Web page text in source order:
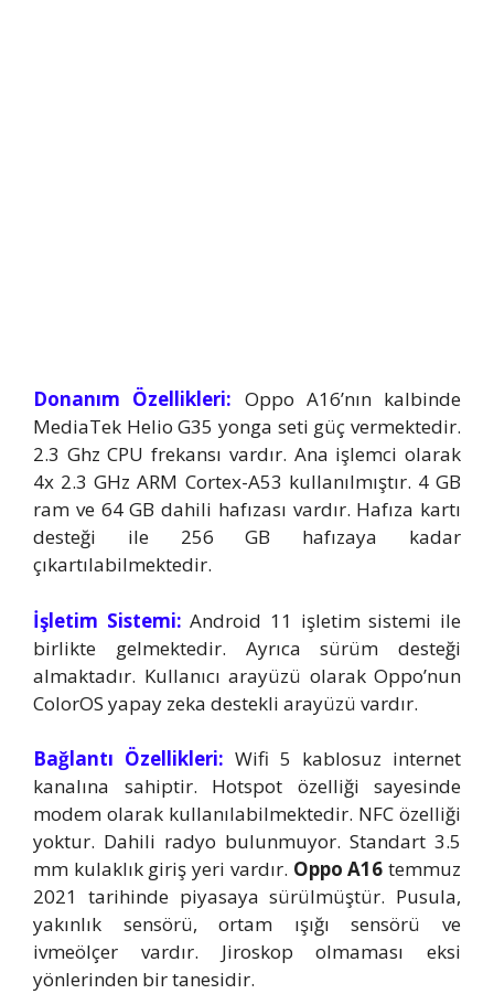
Donanım Özellikleri: Oppo A16’nın kalbinde
MediaTek Helio G35 yonga seti güç vermektedir.
2.3 Ghz CPU frekansı vardır. Ana işlemci olarak
4x 2.3 GHz ARM Cortex-A53 kullanılmıştır. 4 GB
ram ve 64 GB dahili hafızası vardır. Hafıza kartı
desteği ile 256 GB hafızaya kadar
çıkartılabilmektedir.
İşletim Sistemi: Android 11 işletim sistemi ile
birlikte gelmektedir. Ayrıca sürüm desteği
almaktadır. Kullanıcı arayüzü olarak Oppo’nun
ColorOS yapay zeka destekli arayüzü vardır.
Bağlantı Özellikleri: Wifi 5 kablosuz internet
kanalına sahiptir. Hotspot özelliği sayesinde
modem olarak kullanılabilmektedir. NFC özelliği
yoktur. Dahili radyo bulunmuyor. Standart 3.5
mm kulaklık giriş yeri vardır. Oppo A16temmuz
2021 tarihinde piyasaya sürülmüştür. Pusula,
yakınlık sensörü, ortam ışığı sensörü ve
ivmeölçer vardır. Jiroskop olmaması eksi
yönlerinden bir tanesidir.